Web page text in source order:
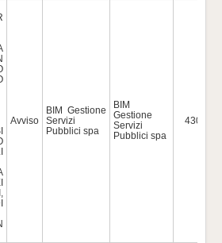
Avviso
BIM Gestione
Servizi
Pubblici spa
BIM
Gestione
Servizi
Pubblici spa